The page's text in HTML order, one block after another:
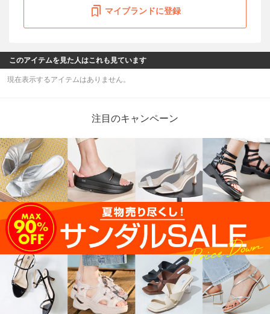
マイブランドに登録
このアイテムを見た人はこれも見ています
現在表示するアイテムはありません。
注目のキャンペーン